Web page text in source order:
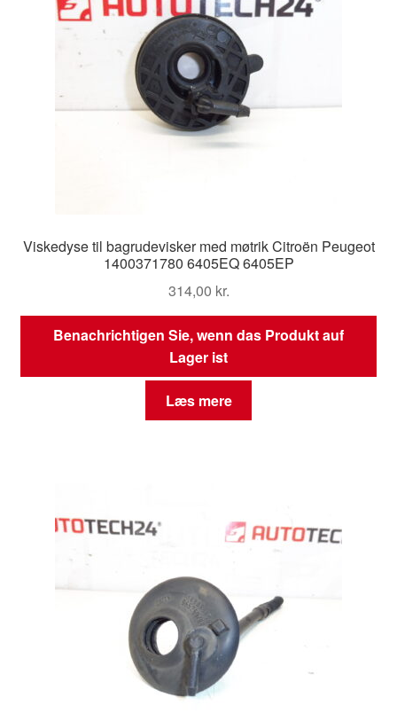
Viskedyse til bagrudevisker med møtrik Citroën Peugeot
1400371780 6405EQ 6405EP
314,00 kr.
Benachrichtigen Sie, wenn das Produkt auf
Lager ist
Læs mere